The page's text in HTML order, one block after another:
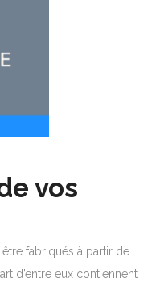
vos
fabriqués à partir de
d’entre eux contiennent